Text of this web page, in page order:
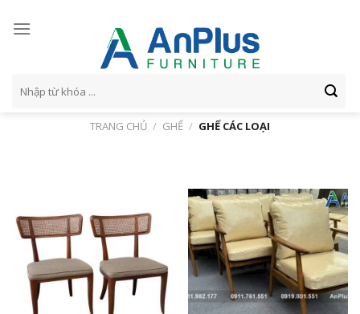
kiếm:
TRANG CHỦ / GHẾ / GHẾ CÁC LOẠI